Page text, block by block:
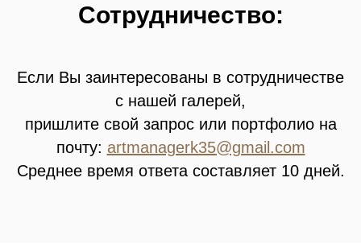
Сотрудничество:
Если Вы заинтересованы в сотрудничестве
с нашей галерей,
пришлите свой запрос или портфолио на
почту: artmanagerk35@gmail.com
Среднее время ответа составляет 10 дней.